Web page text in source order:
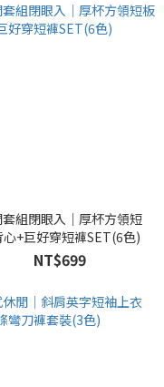
套組閉眼入｜厚杯方領短
心+巨好穿短褲SET(6色)
NT$699